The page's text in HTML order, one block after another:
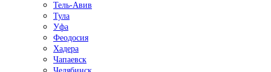
Тель-Авив
Тула
Уфа
Феодосия
Хадера
Чапаевск